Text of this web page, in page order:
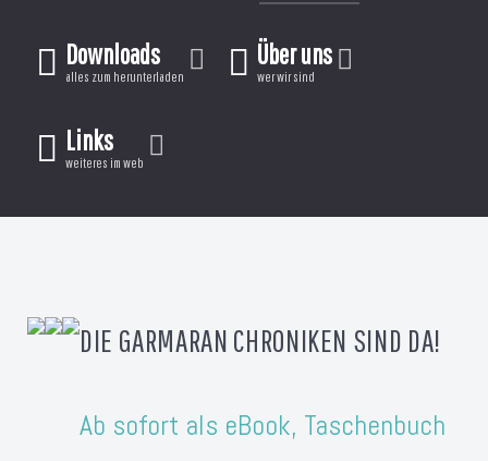
Downloads
alles zum herunterladen
Über uns
wer wir sind
Links
weiteres im web
DIE GARMARAN CHRONIKEN SIND DA!
Ab sofort als eBook, Taschenbuch